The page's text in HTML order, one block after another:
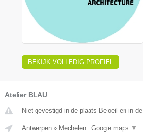
BEKIJK VOLLEDIG PROFIEL
Atelier BLAU
Niet gevestigd in de plaats Beloeil en in de
Antwerpen » Mechelen Google maps ▼